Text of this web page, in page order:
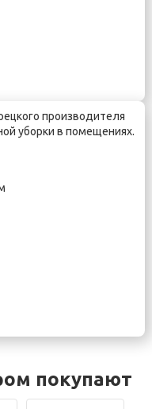
производителя
уборки в помещениях.
покупают